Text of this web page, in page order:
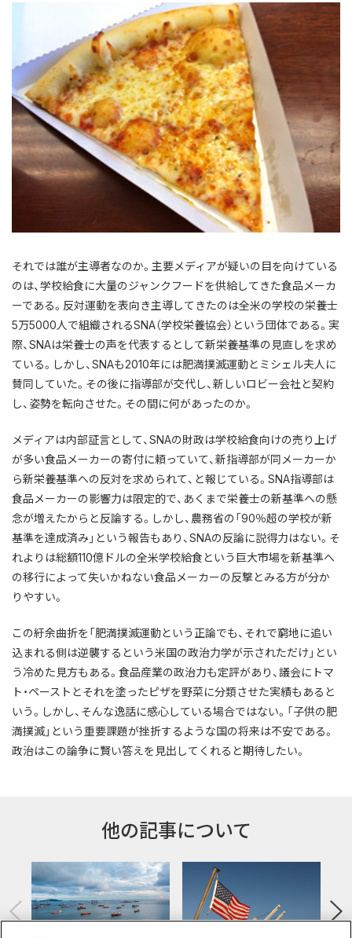
それでは誰が主導者なのか。主要メディアが疑いの目を向けている
のは、学校給食に大量のジャンクフードを供給してきた食品メーカ
ーである。反対運動を表向き主導してきたのは全米の学校の栄養士
5万5000人で組織されるSNA（学校栄養協会）という団体である。実
際、SNAは栄養士の声を代表するとして新栄養基準の見直しを求め
ている。しかし、SNAも2010年には肥満撲滅運動とミシェル夫人に
賛同していた。その後に指導部が交代し、新しいロビー会社と契約
し、姿勢を転向させた。その間に何があったのか。
メディアは内部証言として、SNAの財政は学校給食向けの売り上げ
が多い食品メーカーの寄付に頼っていて、新指導部が同メーカーか
ら新栄養基準への反対を求められて、と報じている。SNA指導部は
食品メーカーの影響力は限定的で、あくまで栄養士の新基準への懸
念が増えたからと反論する。しかし、農務省の「90％超の学校が新
基準を達成済み」という報告もあり、SNAの反論に説得力はない。そ
れよりは総額110億ドルの全米学校給食という巨大市場を新基準へ
の移行によって失いかねない食品メーカーの反撃とみる方が分か
りやすい。
この紆余曲折を「肥満撲滅運動という正論でも、それで窮地に追い
込まれる側は逆襲するという米国の政治力学が示されただけ」とい
う冷めた見方もある。食品産業の政治力も定評があり、議会にトマ
ト・ペーストとそれを塗ったピザを野菜に分類させた実績もあると
いう。しかし、そんな逸話に感心している場合ではない。「子供の肥
満撲滅」という重要課題が挫折するような国の将来は不安である。
政治はこの論争に賢い答えを見出してくれると期待したい。
他の記事について